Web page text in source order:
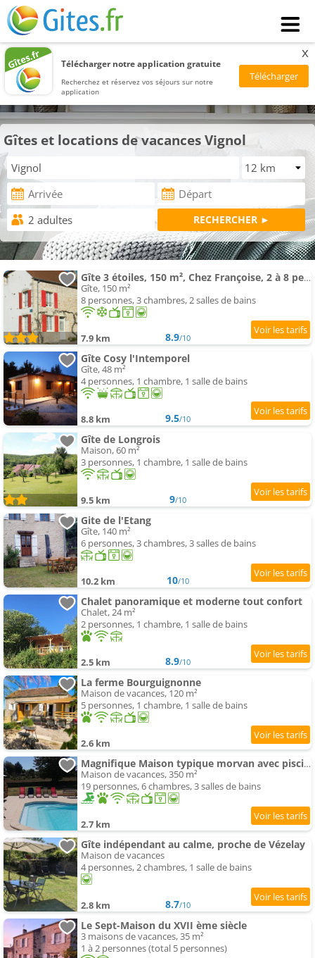
Télécharger notre application gratuite
Recherchez et réservez vos séjours sur notre
application
x
Gîtes et locations de vacances Vignol
Gîte 3 étoiles, 150 m², Chez Françoise, 2 à 8 personnes.
Gîte, 150 m²
8 personnes, 3 chambres, 2 salles de bains
7.9 km 8.9/10
Gîte Cosy l'Intemporel
Gîte, 48 m²
4 personnes, 1 chambre, 1 salle de bains
8.8 km 9.5/10
Gîte de Longrois
Maison, 60 m²
3 personnes, 1 chambre, 1 salle de bains
9.5 km 9/10
Gite de l'Etang
Gîte, 140 m²
6 personnes, 3 chambres, 3 salles de bains
10.2 km 10/10
Chalet panoramique et moderne tout confort
Chalet, 24 m²
2 personnes, 1 chambre, 1 salle de bains
2.5 km 8.9/10
La ferme Bourguignonne
Maison de vacances, 120 m²
5 personnes, 1 chambre, 1 salle de bains
2.6 km
Magnifique Maison typique morvan avec piscine
Maison de vacances, 350 m²
19 personnes, 6 chambres, 3 salles de bains
2.7 km
Gîte indépendant au calme, proche de Vézelay
Maison de vacances
4 personnes, 2 chambres, 1 salle de bains
2.8 km 8.7/10
Le Sept-Maison du XVII ème siècle
3 maisons de vacances, 35 m²
1 à 2 personnes (total 5 personnes)